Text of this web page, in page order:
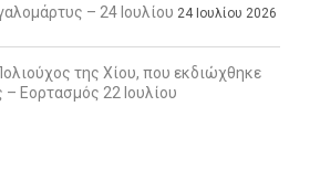
– 24 Ιουλίου 24 Ιουλίου 2026
της Χίου, που εκδιώχθηκε
– Εορτασμός 22 Ιουλίου